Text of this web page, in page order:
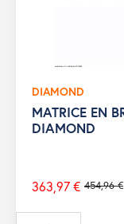
DIAMOND
MATRICE EN
DIAMOND
Prix
de
454,96 €
363,97 €